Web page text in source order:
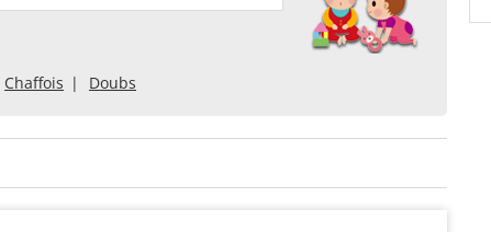
Chaffois Doubs